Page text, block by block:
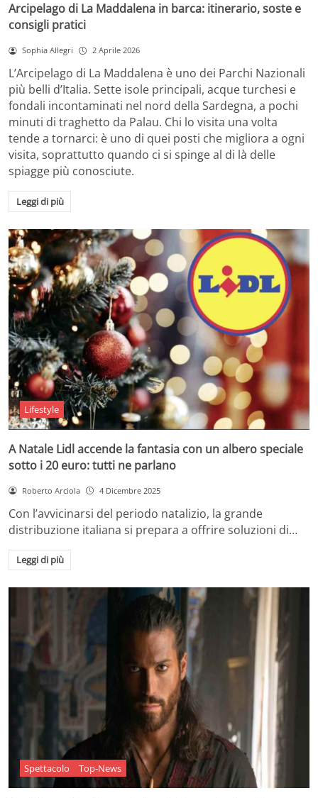
Arcipelago di La Maddalena in barca: itinerario, soste e
consigli pratici
Sophia Allegri 2 Aprile 2026
L’Arcipelago di La Maddalena è uno dei Parchi Nazionali
più belli d’Italia. Sette isole principali, acque turchesi e
fondali incontaminati nel nord della Sardegna, a pochi
minuti di traghetto da Palau. Chi lo visita una volta
tende a tornarci: è uno di quei posti che migliora a ogni
visita, soprattutto quando ci si spinge al di là delle
spiagge più conosciute.
Leggi di più
Lifestyle
A Natale Lidl accende la fantasia con un albero speciale
sotto i 20 euro: tutti ne parlano
Roberto Arciola 4 Dicembre 2025
Con l’avvicinarsi del periodo natalizio, la grande
distribuzione italiana si prepara a offrire soluzioni di…
Leggi di più
Spettacolo Top-News